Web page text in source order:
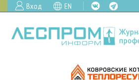
Вход EN